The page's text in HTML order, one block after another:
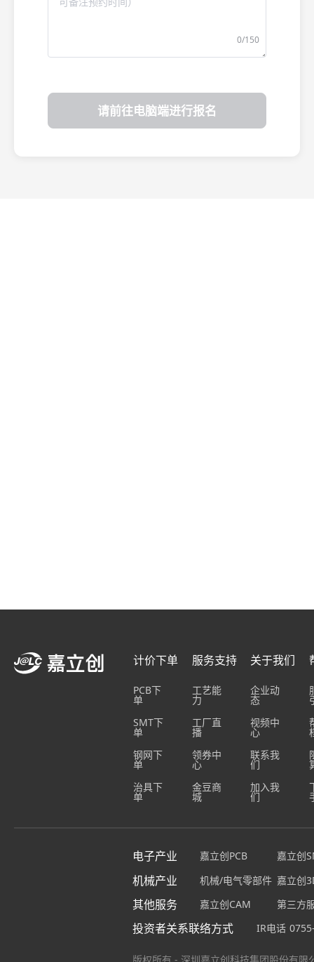
0/150
请前往电脑端进行报名
计价下单
PCB下
单
SMT下
单
钢网下
单
治具下
单
服务支持
工艺能
力
工厂直
播
领券中
心
金豆商
城
关于我们
企业动
态
视频中
心
联系我
们
加入我
们
电子产业 嘉立创PCB 嘉立创
机械产业 机械/电气零部件 嘉立创
其他服务 嘉立创CAM 第三方
投资者关系联络方式 IR电话